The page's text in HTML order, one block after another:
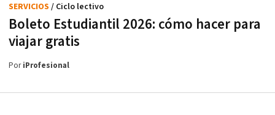
Boleto Estudiantil 2026: cómo hacer para
viajar gratis
SERVICIOS / Ciclo lectivo
PoriProfesional